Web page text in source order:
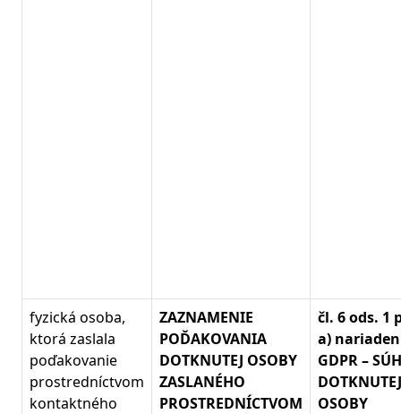
fyzická osoba,
ktorá zaslala
poďakovanie
prostredníctvom
kontaktného
ZAZNAMENIE
POĎAKOVANIA
DOTKNUTEJ OSOBY
ZASLANÉHO
PROSTREDNÍCTVOM
čl. 6 ods. 1
a)
GDPR –
DOTKNUTEJ
OSOBY